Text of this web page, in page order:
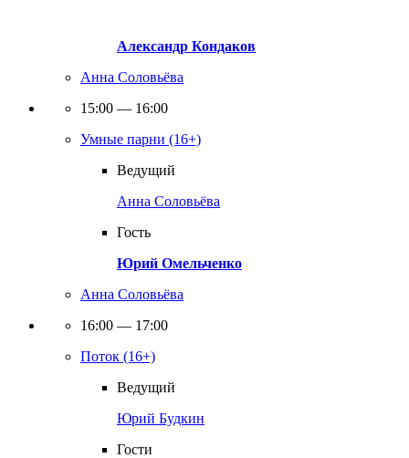
Александр Кондаков
Анна Соловьёва
15:00 — 16:00
Умные парни (16+)
Ведущий
Анна Соловьёва
Гость
Юрий Омельченко
Анна Соловьёва
16:00 — 17:00
Поток (16+)
Ведущий
Юрий Будкин
Гости